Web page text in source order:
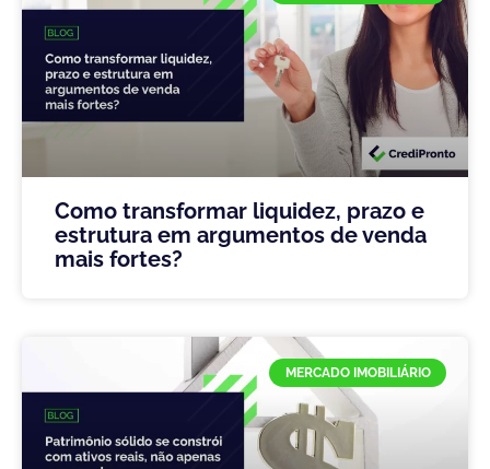
Como transformar liquidez, prazo e
estrutura em argumentos de venda
mais fortes?
MERCADO IMOBILIÁRIO